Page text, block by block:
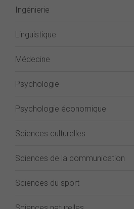
Ingénierie
Linguistique
Médecine
Psychologie
Psychologie économique
Sciences culturelles
Sciences de la communication
Sciences du sport